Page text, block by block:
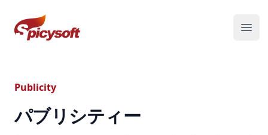
スパイシーソフト株式会社
メニ
Publicity
パブリシティー